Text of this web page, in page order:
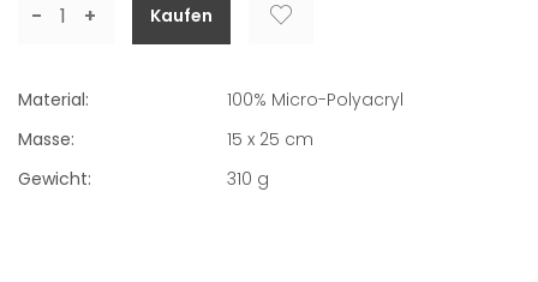
- +
Material:
100% Micro-Polyacryl
Masse:
15 x 25 cm
Gewicht:
310 g